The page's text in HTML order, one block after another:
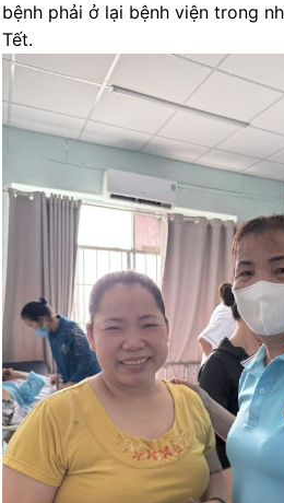
bệnh phải ở lại bệnh viện trong
Tết.